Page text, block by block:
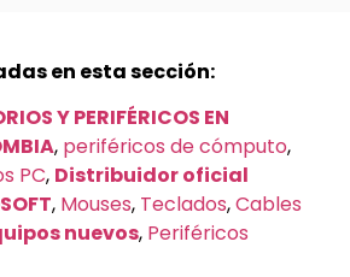
en esta sección:
Y PERIFÉRICOS EN
, periféricos de cómputo,
PC, Distribuidor oficial
, Mouses, Teclados,Cables
nuevos, Periféricos